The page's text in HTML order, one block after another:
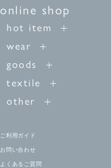
online shop
hot item
wear
goods
textile
other
ご利用ガイド
お問い合わせ
よくあるご質問